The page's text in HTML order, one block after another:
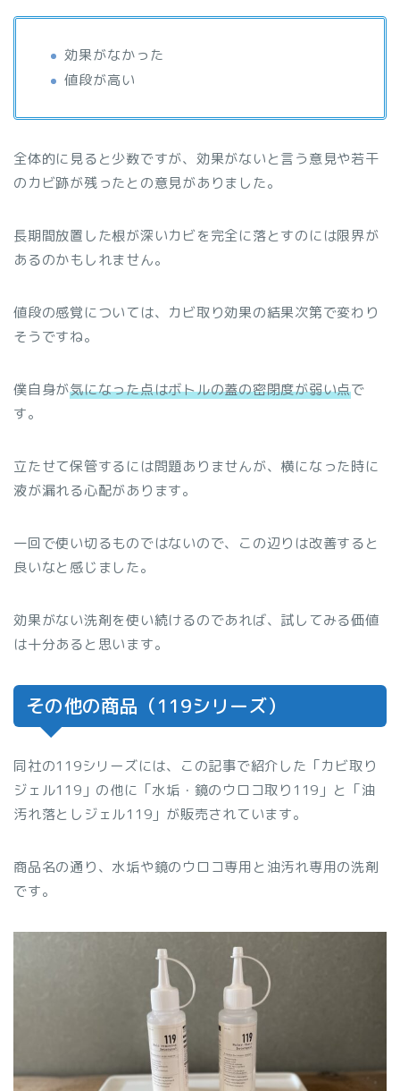
効果がなかった
値段が高い
全体的に見ると少数ですが、効果がないと言う意見や若干
のカビ跡が残ったとの意見がありました。
長期間放置した根が深いカビを完全に落とすのには限界が
あるのかもしれません。
値段の感覚については、カビ取り効果の結果次第で変わり
そうですね。
僕自身が気になった点はボトルの蓋の密閉度が弱い点で
す。
立たせて保管するには問題ありませんが、横になった時に
液が漏れる心配があります。
一回で使い切るものではないので、この辺りは改善すると
良いなと感じました。
効果がない洗剤を使い続けるのであれば、試してみる価値
は十分あると思います。
その他の商品（119シリーズ）
同社の119シリーズには、この記事で紹介した「カビ取り
ジェル119」の他に「水垢・鏡のウロコ取り119」と「油
汚れ落としジェル119」が販売されています。
商品名の通り、水垢や鏡のウロコ専用と油汚れ専用の洗剤
です。